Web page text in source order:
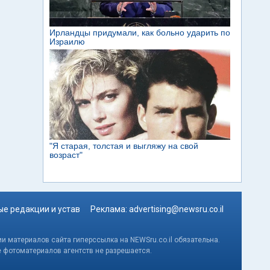
редакции и устав Реклама: advertising@newsru.co.il
сайта гиперссылка на NEWSru.co.il обязательна.
агентств не разрешается.